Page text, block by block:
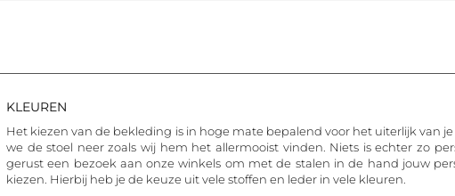
KLEUREN
Het kiezen van de bekleding is in hoge mate bepalend voor het uiterlijk van
we de stoel neer zoals wij hem het allermooist vinden. Niets is echter zo
gerust een bezoek aan onze winkels om met de stalen in de hand jouw
kiezen. Hierbij heb je de keuze uit vele stoffen en leder in vele kleuren.